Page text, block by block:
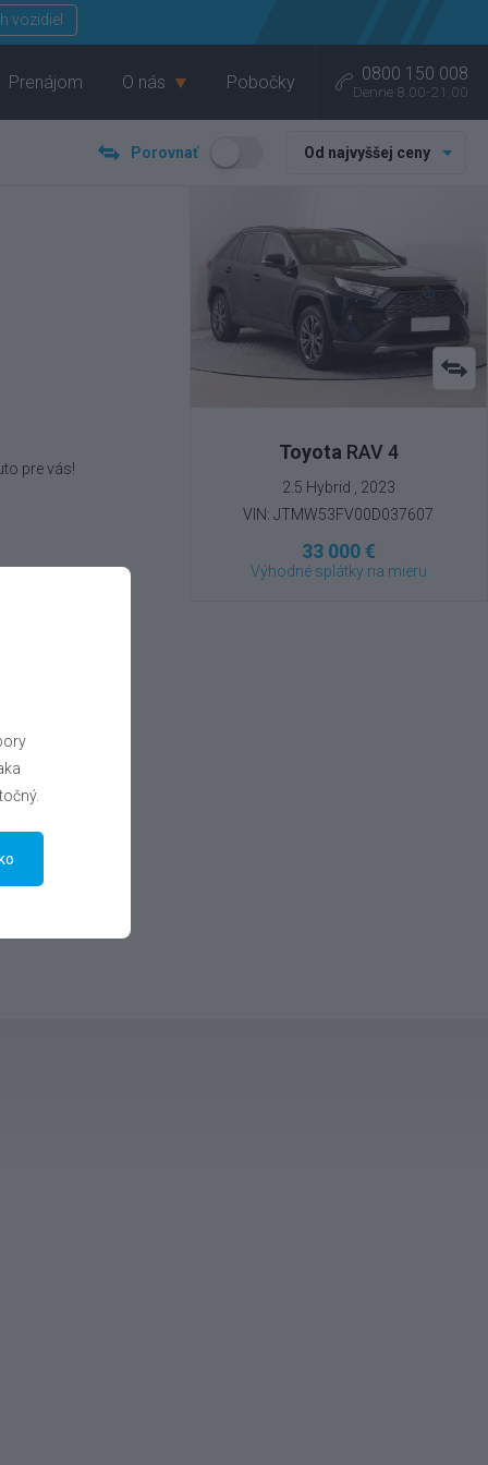
vozidiel
Prenájom O nás Pobočky 0800 150 008
Denne 8.00-21.00
Porovnať Od najvyššej ceny
pre vás!
Toyota RAV 4
2.5 Hybrid , 2023
VIN: JTMW53FV00D037607
33 000 €
Výhodné splátky na mieru